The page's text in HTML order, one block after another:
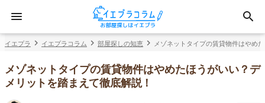
イエプラ イエプラコラム 部屋探しの知恵 メゾネットタイプの賃貸物件はやめ
メゾネットタイプの賃貸物件はやめたほうがいい？デ
メリットを踏まえて徹底解説！